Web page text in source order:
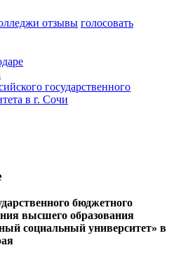
отзывы голосовать
государственного
в г. Сочи
бюджетного
высшего образования
социальный университет» в